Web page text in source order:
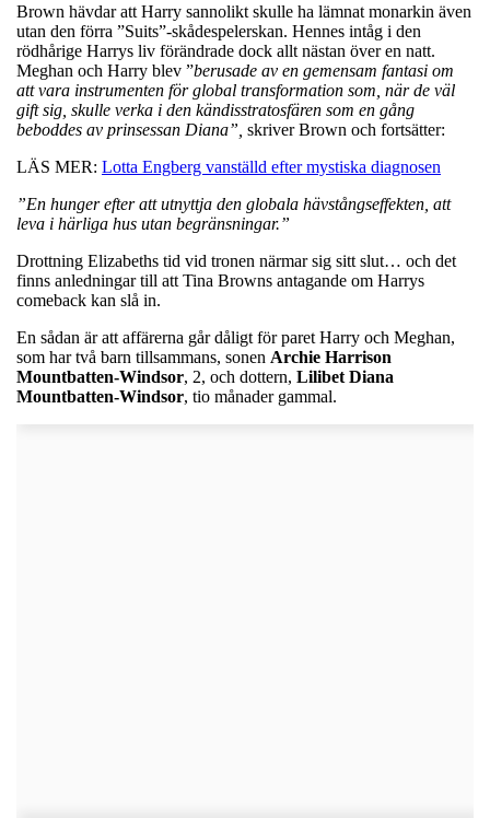
Brown hävdar att Harry sannolikt skulle ha lämnat monarkin även
utan den förra ”Suits”-skådespelerskan. Hennes intåg i den
rödhårige Harrys liv förändrade dock allt nästan över en natt.
Meghan och Harry blev ”berusade av en gemensam fantasi om
att vara instrumenten för global transformation som, när de väl
gift sig, skulle verka i den kändisstratosfären som en gång
beboddes av prinsessan Diana”, skriver Brown och fortsätter:
LÄS MER: Lotta Engberg vanställd efter mystiska diagnosen
”En hunger efter att utnyttja den globala hävstångseffekten, att
leva i härliga hus utan begränsningar.”
Drottning Elizabeths tid vid tronen närmar sig sitt slut… och det
finns anledningar till att Tina Browns antagande om Harrys
comeback kan slå in.
En sådan är att affärerna går dåligt för paret Harry och Meghan,
som har två barn tillsammans, sonen Archie Harrison
Mountbatten-Windsor, 2, och dottern, Lilibet Diana
Mountbatten-Windsor, tio månader gammal.